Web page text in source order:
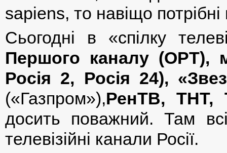
sapiens, то навіщо
Сьогодні в «спілку
Першого каналу (ОРТ),
Росія 2, Росія 24),
(«Газпром»),РенТВ, ТНТ,
досить поважний. Там
телевізійні канали Росії.